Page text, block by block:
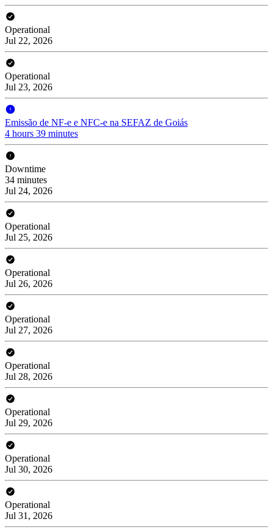
Operational
Jul 22, 2026
Operational
Jul 23, 2026
Emissão de NF-e e NFC-e na SEFAZ de Goiás
4 hours 39 minutes
Downtime
34 minutes
Jul 24, 2026
Operational
Jul 25, 2026
Operational
Jul 26, 2026
Operational
Jul 27, 2026
Operational
Jul 28, 2026
Operational
Jul 29, 2026
Operational
Jul 30, 2026
Operational
Jul 31, 2026